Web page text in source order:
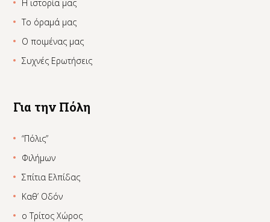
Η ιστορία μας
Το όραμά μας
Ο ποιμένας μας
Συχνές Ερωτήσεις
Για την Πόλη
“Πόλις”
Φιλήμων
Σπίτια Ελπίδας
Καθ’ Οδόν
ο Τρίτος Χώρος